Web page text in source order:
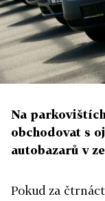
Na
obchodovat s
autobazarů v
Pokud za